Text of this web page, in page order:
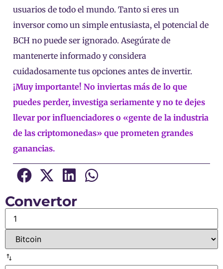
Convertor
usuarios de todo el mundo. Tanto si eres un
inversor como un simple entusiasta, el potencial de
BCH no puede ser ignorado. Asegúrate de
mantenerte informado y considera
cuidadosamente tus opciones antes de invertir.
¡Muy importante! No inviertas más de lo que
puedes perder, investiga seriamente y no te dejes
llevar por influenciadores o «gente de la industria
de las criptomonedas» que prometen grandes
ganancias.